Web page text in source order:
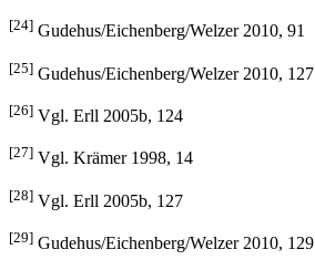
[24] Gudehus/Eichenberg/Welzer 2010, 91
[25] Gudehus/Eichenberg/Welzer 2010, 127
[26] Vgl. Erll 2005b, 124
[27] Vgl. Krämer 1998, 14
[28] Vgl. Erll 2005b, 127
[29] Gudehus/Eichenberg/Welzer 2010, 129